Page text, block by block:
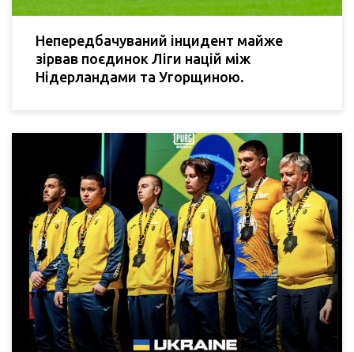
Непередбачуваний інцидент майже
зірвав поєдинок Ліги націй між
Нідерландами та Угорщиною.